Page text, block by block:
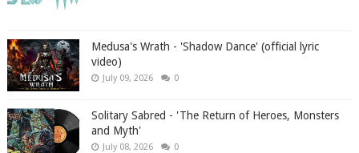
Medusa's Wrath - 'Shadow Dance' (official lyric
video)
July 09, 2026 0
Solitary Sabred - 'The Return of Heroes, Monsters
and Myth'
July 08, 2026 0